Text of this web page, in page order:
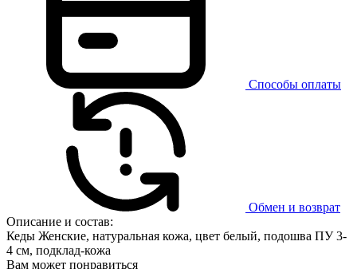
Способы оплаты
Обмен и возврат
Описание и состав:
Кеды Женские, натуральная кожа, цвет белый, подошва ПУ 3-
4 см, подклад-кожа
Вам может понравиться